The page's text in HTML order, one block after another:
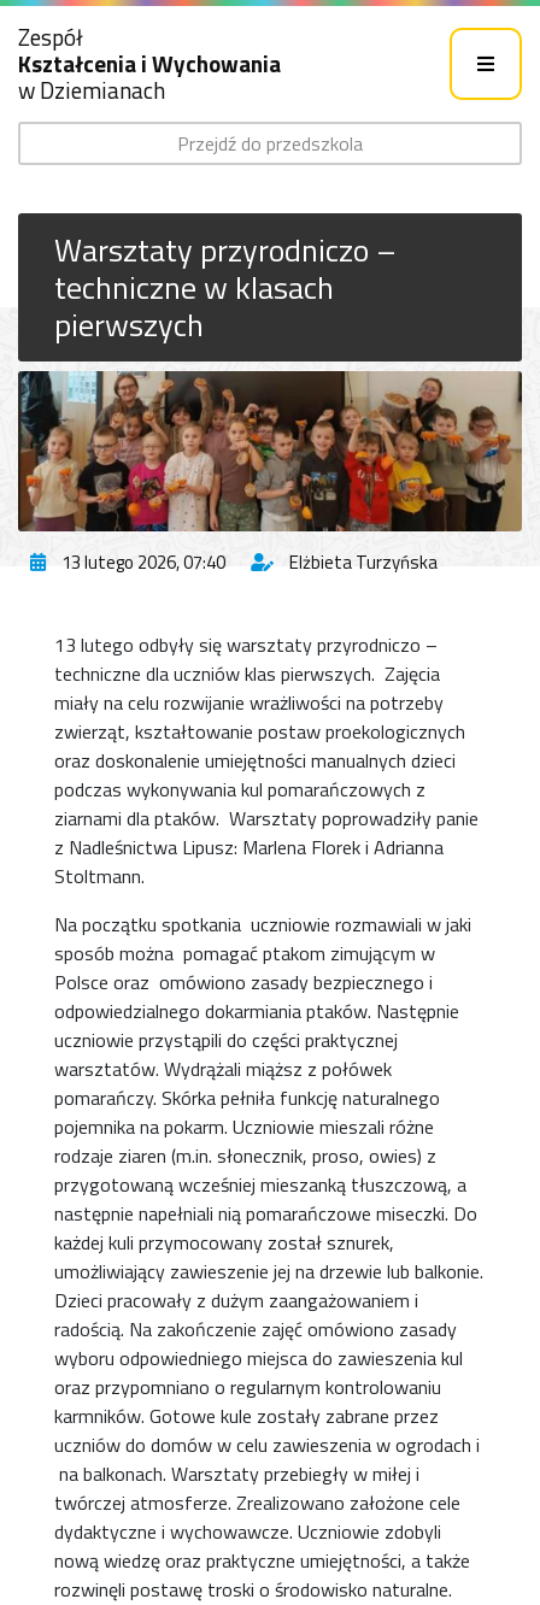
Zespół
Kształcenia i Wychowania
w Dziemianach
Przejdź do przedszkola
Warsztaty przyrodniczo –
techniczne w klasach
pierwszych
13 lutego 2026, 07:40 Elżbieta Turzyńska
13 lutego odbyły się warsztaty przyrodniczo –
techniczne dla uczniów klas pierwszych. Zajęcia
miały na celu rozwijanie wrażliwości na potrzeby
zwierząt, kształtowanie postaw proekologicznych
oraz doskonalenie umiejętności manualnych dzieci
podczas wykonywania kul pomarańczowych z
ziarnami dla ptaków. Warsztaty poprowadziły panie
z Nadleśnictwa Lipusz: Marlena Florek i Adrianna
Stoltmann.
Na początku spotkania uczniowie rozmawiali w jaki
sposób można pomagać ptakom zimującym w
Polsce oraz omówiono zasady bezpiecznego i
odpowiedzialnego dokarmiania ptaków. Następnie
uczniowie przystąpili do części praktycznej
warsztatów. Wydrążali miąższ z połówek
pomarańczy. Skórka pełniła funkcję naturalnego
pojemnika na pokarm. Uczniowie mieszali różne
rodzaje ziaren (m.in. słonecznik, proso, owies) z
przygotowaną wcześniej mieszanką tłuszczową, a
następnie napełniali nią pomarańczowe miseczki. Do
każdej kuli przymocowany został sznurek,
umożliwiający zawieszenie jej na drzewie lub balkonie.
Dzieci pracowały z dużym zaangażowaniem i
radością. Na zakończenie zajęć omówiono zasady
wyboru odpowiedniego miejsca do zawieszenia kul
oraz przypomniano o regularnym kontrolowaniu
karmników. Gotowe kule zostały zabrane przez
uczniów do domów w celu zawieszenia w ogrodach i
na balkonach. Warsztaty przebiegły w miłej i
twórczej atmosferze. Zrealizowano założone cele
dydaktyczne i wychowawcze. Uczniowie zdobyli
nową wiedzę oraz praktyczne umiejętności, a także
rozwinęli postawę troski o środowisko naturalne.